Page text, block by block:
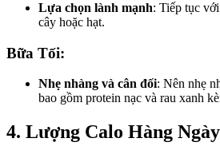
Lựa chọn lành mạnh: Tiếp tục
cây hoặc hạt.
Bữa Tối:
Nhẹ nhàng và cân đối: Nên nhẹ
bao gồm protein nạc và rau xanh
4. Lượng Calo Hàng Ngày